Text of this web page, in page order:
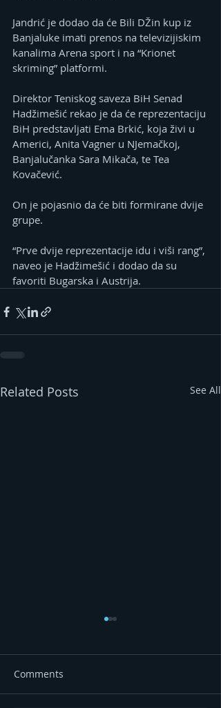
Jandrić je dodao da će Bili DŽin kup iz
Banjaluke imati prenos na televizijiskim
kanalima Arena sport i na “Krionet
skriming” platformi.
Direktor Teniskog saveza BiH Senad
Hadžimešić rekao je da će reprezentaciju
BiH predstavljati Ema Brkić, koja živi u
Americi, Anita Vagner u NJemačkoj,
Banjalučanka Sara Mikača, te Tea
Kovačević.
On je pojasnio da će biti formirane dvije
grupe.
“Prve dvije reprezentacije idu i viši rang”,
naveo je Hadžimešić i dodao da su
favoriti Bugarska i Austrija.
Related Posts See All
Comments